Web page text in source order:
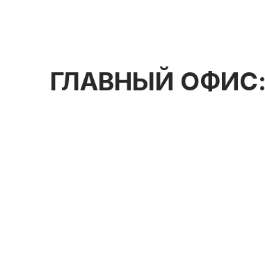
ГЛАВНЫЙ ОФИС: